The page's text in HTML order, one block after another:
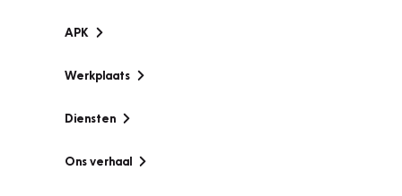
APK
Werkplaats
Diensten
Ons verhaal